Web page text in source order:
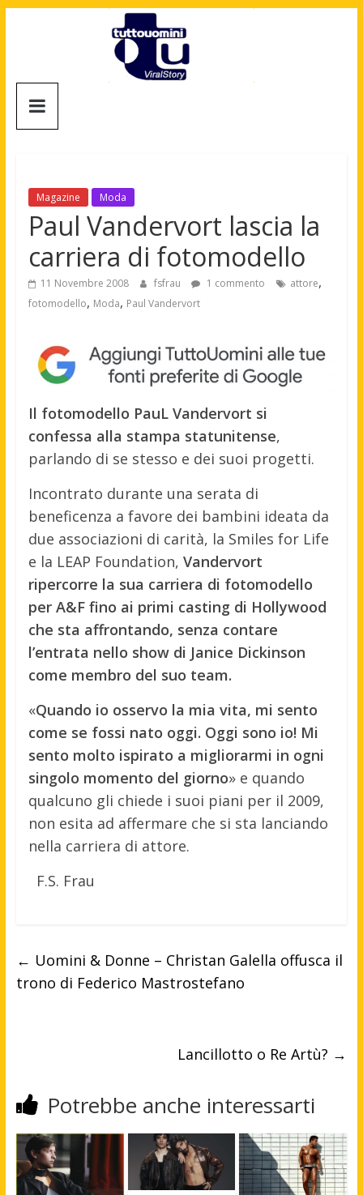
Tuttouomini
Motori,
gay
news
moda
maschile
Magazine Moda
Paul Vandervort lascia la
carriera di fotomodello
11 Novembre 2008 fsfrau 1 commento attore,
fotomodello, Moda, Paul Vandervort
Il fotomodello PauL Vandervort si
confessa alla stampa statunitense,
parlando di se stesso e dei suoi progetti.
Incontrato durante una serata di
beneficenza a favore dei bambini ideata da
due associazioni di carità, la Smiles for Life
e la LEAP Foundation, Vandervort
ripercorre la sua carriera di fotomodello
per A&F fino ai primi casting di Hollywood
che sta affrontando, senza contare
l’entrata nello show di Janice Dickinson
come membro del suo team.
«Quando io osservo la mia vita, mi sento
come se fossi nato oggi. Oggi sono io! Mi
sento molto ispirato a migliorarmi in ogni
singolo momento del giorno» e quando
qualcuno gli chiede i suoi piani per il 2009,
non esita ad affermare che si sta lanciando
nella carriera di attore.
F.S. Frau
← Uomini & Donne – Christan Galella offusca il
trono di Federico Mastrostefano
Lancillotto o Re Artù? →
Potrebbe anche interessarti